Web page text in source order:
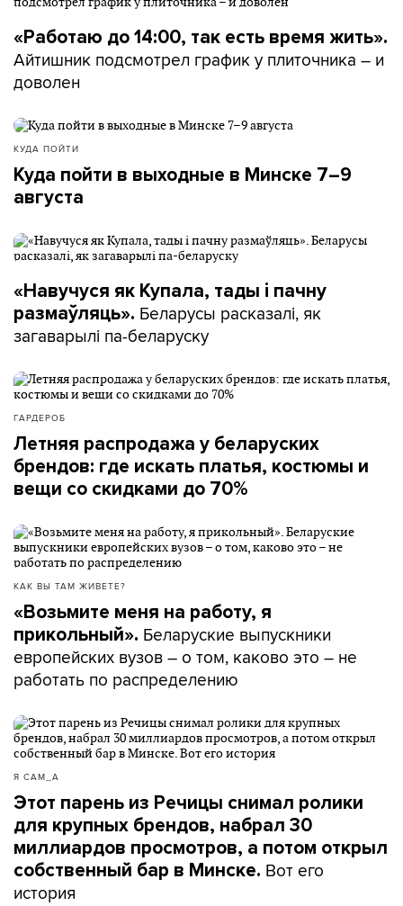
«Работаю до 14:00, так есть время жить».
Айтишник подсмотрел график у плиточника – и
доволен
КУДА ПОЙТИ
Куда пойти в выходные в Минске 7–9
августа
«Навучуся як Купала, тады і пачну
размаўляць». Беларусы расказалі, як
загаварылі па-беларуску
ГАРДЕРОБ
Летняя распродажа у беларуских
брендов: где искать платья, костюмы и
вещи со скидками до 70%
КАК ВЫ ТАМ ЖИВЕТЕ?
«Возьмите меня на работу, я
прикольный». Беларуские выпускники
европейских вузов – о том, каково это – не
работать по распределению
Я САМ_А
Этот парень из Речицы снимал ролики
для крупных брендов, набрал 30
миллиардов просмотров, а потом открыл
собственный бар в Минске. Вот его
история